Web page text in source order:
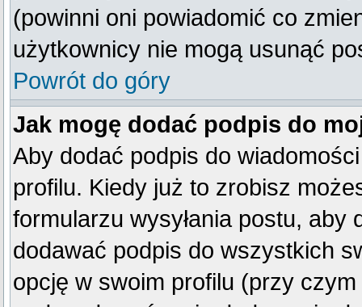
(powinni oni powiadomić co
użytkownicy nie mogą usunąć
Powrót do góry
Jak mogę dodać podpis do
Aby dodać podpis do
profilu. Kiedy już to zrobisz
formularzu wysyłania postu,
dodawać podpis do wszystkich
opcję w swoim profilu (przy